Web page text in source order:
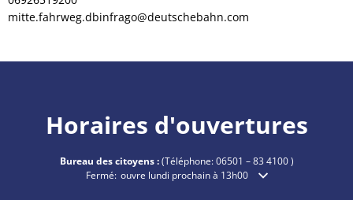
mitte.fahrweg.dbinfrago@deutschebahn.com
Horaires d'ouvertures
Bureau des citoyens :(Téléphone:06501 – 83 4100)
Cliquez pour masquer les heures d'ouverture ou de
Fermé: ouvre lundi prochain à 13h00